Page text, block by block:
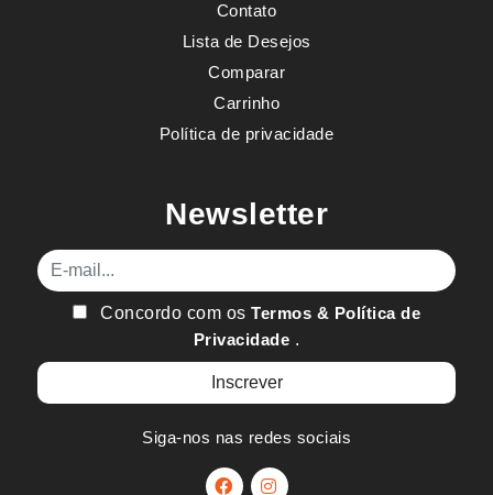
Contato
Lista de Desejos
Comparar
Carrinho
Política de privacidade
Newsletter
E-mail
Concordo com osTermos & Política de
Privacidade .
Siga-nos nas redes sociais